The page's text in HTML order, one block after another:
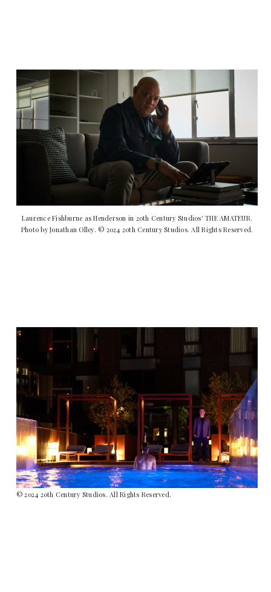
Laurence Fishburne as Henderson in 20th Century Studios' THE AMATEUR.
Photo by Jonathan Olley. © 2024 20th Century Studios. All Rights Reserved.
© 2024 20th Century Studios. All Rights Reserved.